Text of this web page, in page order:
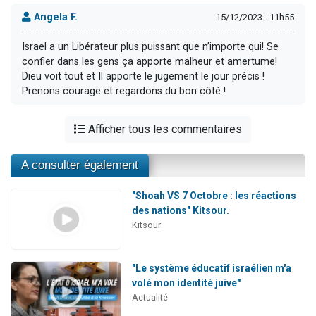
Angela F. 15/12/2023 - 11h55
Israel a un Libérateur plus puissant que n’importe qui! Se
confier dans les gens ça apporte malheur et amertume!
Dieu voit tout et Il apporte le jugement le jour précis !
Prenons courage et regardons du bon côté !
Afficher tous les commentaires
A consulter également
"Shoah VS 7 Octobre : les réactions
des nations" Kitsour.
Kitsour
"Le système éducatif israélien m'a
volé mon identité juive"
Actualité